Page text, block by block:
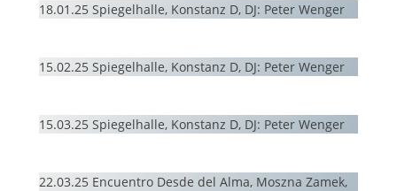
18.01.25 Spiegelhalle, Konstanz D, DJ: Peter Wenger
15.02.25 Spiegelhalle, Konstanz D, DJ: Peter Wenger
15.03.25 Spiegelhalle, Konstanz D, DJ: Peter Wenger
22.03.25 Encuentro Desde del Alma, Moszna Zamek,